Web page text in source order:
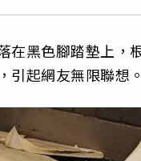
在黑色腳踏墊上，
引起網友無限聯想。